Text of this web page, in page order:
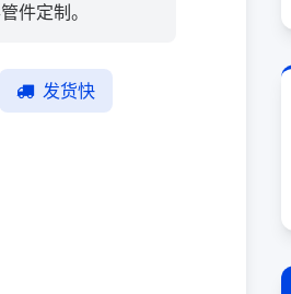
件定制。
发货快